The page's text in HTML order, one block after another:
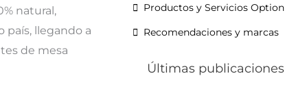
natural,
país, llegando a
de mesa
Productos y Servicios Option
Recomendaciones y marcas
Últimas publicaciones